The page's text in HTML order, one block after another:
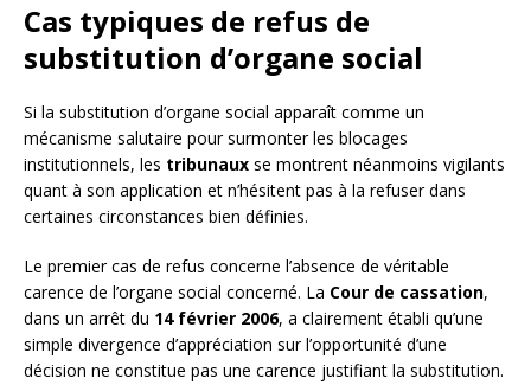
Cas typiques de refus de
substitution d’organe social
Si la substitution d’organe social apparaît comme un
mécanisme salutaire pour surmonter les blocages
institutionnels, les tribunaux se montrent néanmoins vigilants
quant à son application et n’hésitent pas à la refuser dans
certaines circonstances bien définies.
Le premier cas de refus concerne l’absence de véritable
carence de l’organe social concerné. La Cour de cassation,
dans un arrêt du 14 février 2006, a clairement établi qu’une
simple divergence d’appréciation sur l’opportunité d’une
décision ne constitue pas une carence justifiant la substitution.